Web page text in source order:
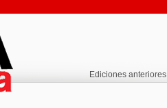
Ediciones anteriores